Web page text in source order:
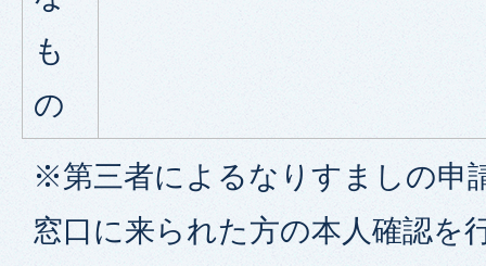
も
の
※第三者によるなりすましの申
窓口に来られた方の本人確認を